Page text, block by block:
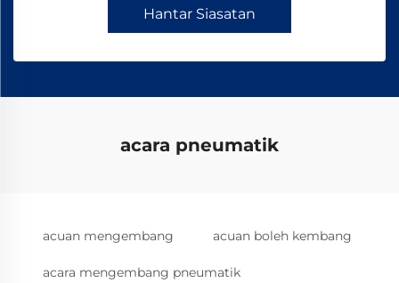
Hantar Siasatan
acara pneumatik
acuan mengembang acuan boleh kembang
acara mengembang pneumatik